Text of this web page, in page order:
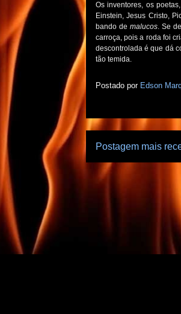
Os inventores, os
Einstein, Jesus Cristo,
bando de malucos. Se
carroça, pois a roda foi
descontrolada é que dá
tão temida.
Postado por Edson
Postagem mais